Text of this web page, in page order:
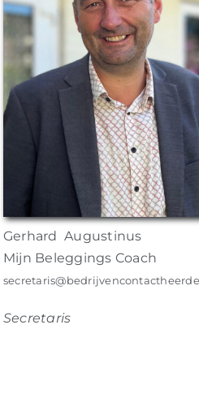
Gerhard Augustinus
Mijn Beleggings Coach
Secretaris